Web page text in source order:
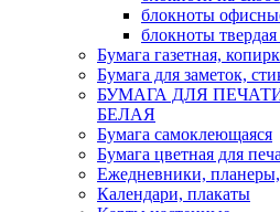
блокноты
блокноты
Бумага газетная,
Бумага для заметок,
БУМАГА ДЛЯ ПЕЧАТИ
БЕЛАЯ
Бумага самоклеющаяся
Бумага цветная для
Ежедневники,
Календари, плакаты